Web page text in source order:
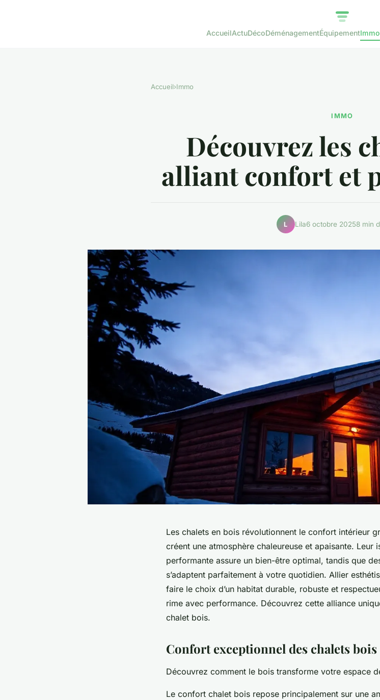
AccueilActuDécoDéménagementÉquipementImmo
Accueil›Immo
IMMO
Découvrez les
alliant confort et
L Lila6 octobre 20258 min
Les chalets en bois révolutionnent le confort intérieur
créent une atmosphère chaleureuse et apaisante. Leur
performante assure un bien-être optimal, tandis que
s’adaptent parfaitement à votre quotidien. Allier
faire le choix d’un habitat durable, robuste et
rime avec performance. Découvrez cette alliance
chalet bois.
Confort exceptionnel des chalets bois
Découvrez comment le bois transforme votre espace
Le confort chalet bois repose principalement sur une